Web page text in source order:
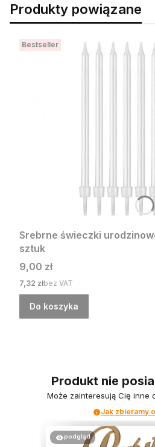
Produkty powiązane
Bestseller
Srebrne świeczki
sztuk
Cena
9,00 zł
Cena
7,32 złbez VAT
Do koszyka
Produkt nie
Może zainteresują Cię inne
Jak zbieramy
podgląd